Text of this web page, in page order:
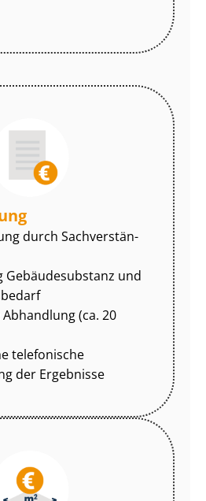
durch Sach­ver­stän­
Gebäudesubstanz und
(ca. 20
telefonische
der Ergebnisse